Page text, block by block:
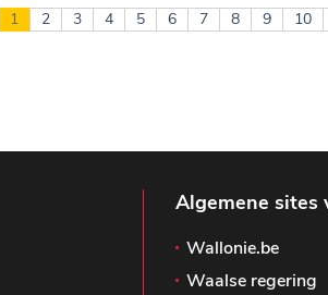
1 2 3 4 5 6 7 8 9 10
Algemene sites
Wallonie.be
Waalse regering